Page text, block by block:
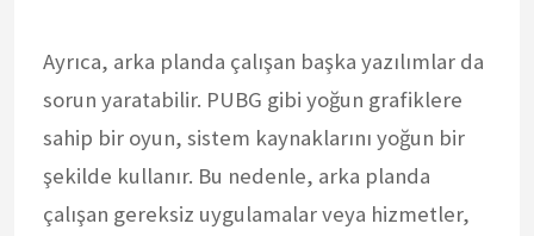
Ayrıca, arka planda çalışan başka yazılımlar da
sorun yaratabilir. PUBG gibi yoğun grafiklere
sahip bir oyun, sistem kaynaklarını yoğun bir
şekilde kullanır. Bu nedenle, arka planda
çalışan gereksiz uygulamalar veya hizmetler,